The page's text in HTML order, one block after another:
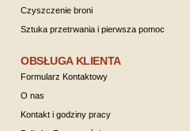
Czyszczenie broni
Sztuka przetrwania i pierwsza pomoc
OBSŁUGA KLIENTA
Formularz Kontaktowy
O nas
Kontakt i godziny pracy